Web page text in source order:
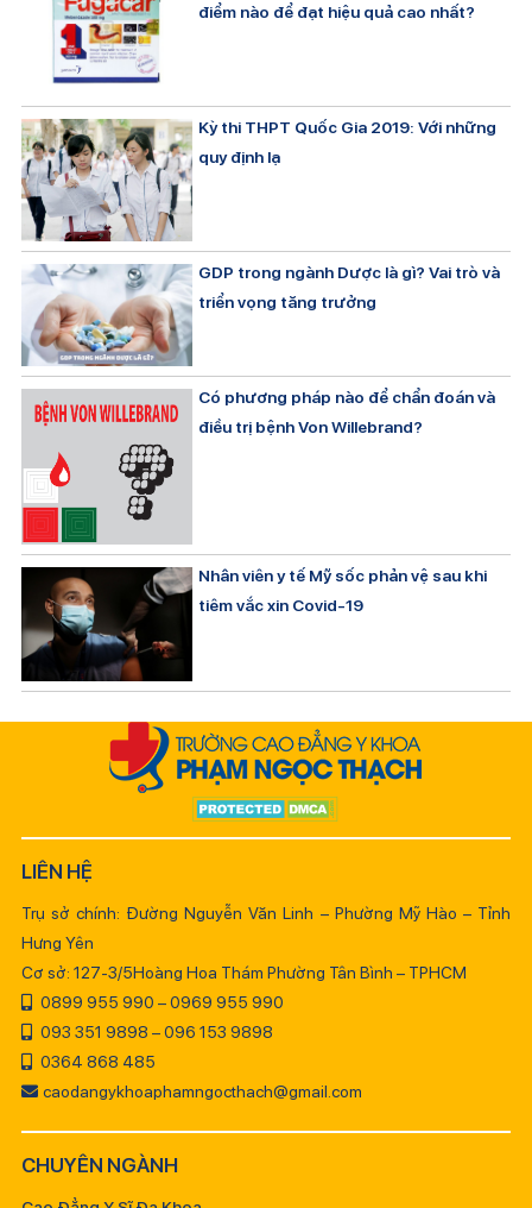
điểm nào để đạt hiệu quả cao nhất?
Kỳ thi THPT Quốc Gia 2019: Với những
quy định lạ
GDP trong ngành Dược là gì? Vai trò và
triển vọng tăng trưởng
Có phương pháp nào để chẩn đoán và
điều trị bệnh Von Willebrand?
Nhân viên y tế Mỹ sốc phản vệ sau khi
tiêm vắc xin Covid-19
LIÊN HỆ
Trụ sở chính: Đường Nguyễn Văn Linh – Phường Mỹ Hào – Tỉnh
Hưng Yên
Cơ sở: 127-3/5Hoàng Hoa Thám Phường Tân Bình – TPHCM
0899 955 990 – 0969 955 990
093 351 9898 – 096 153 9898
0364 868 485
caodangykhoaphamngocthach@gmail.com
CHUYÊN NGÀNH